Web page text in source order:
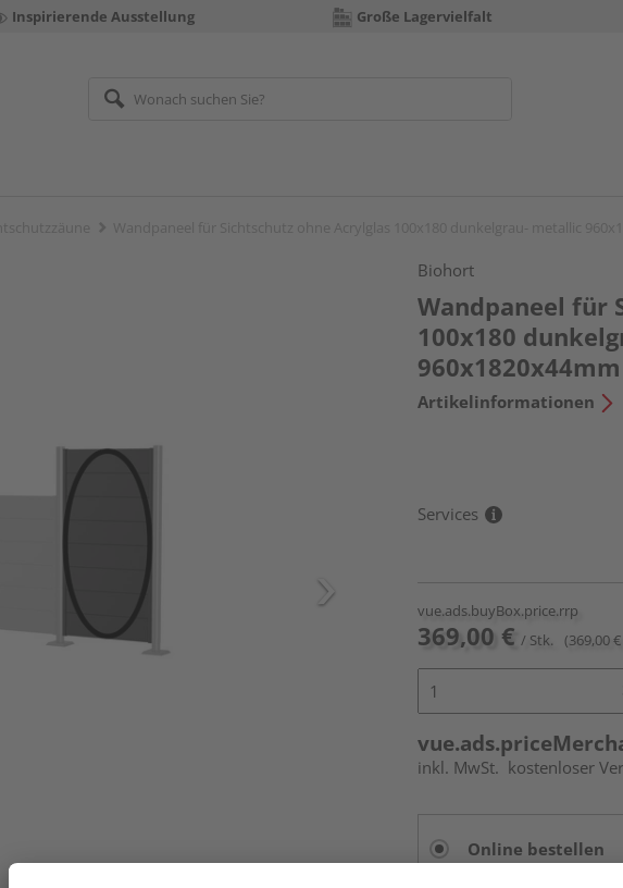
Inspirierende Ausstellung Große Lagervielfalt
Biohort
Wandpaneel für
100x180
960x1820x44mm
Artikelinformationen
Services
vue.ads.buyBox.price.rrp
369,00 € / Stk. (369,00
inkl. MwSt. kostenloser
Online bestellen